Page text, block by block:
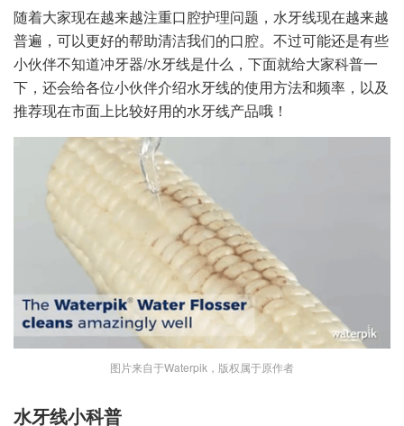
随着大家现在越来越注重口腔护理问题，水牙线现在越来越
普遍，可以更好的帮助清洁我们的口腔。不过可能还是有些
小伙伴不知道冲牙器/水牙线是什么，下面就给大家科普一
下，还会给各位小伙伴介绍水牙线的使用方法和频率，以及
推荐现在市面上比较好用的水牙线产品哦！
图片来自于Waterpik，版权属于原作者
水牙线小科普